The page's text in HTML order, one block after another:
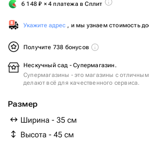
6 148₽ × 4 платежа в Сплит
Укажите адрес , и мы узнаем стоимость
Получите 738 бонусов
Нескучный сад - Супермагазин.
Супермагазины - это магазины с
делают всё для качественного сервиса.
Размер
Ширина - 35 см
Высота - 45 см